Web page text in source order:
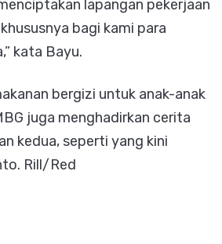
lapangan pekerjaan
bagi kami para
kata Bayu.
bergizi untuk anak-anak
juga menghadirkan cerita
kedua, seperti yang kini
Rill/Red